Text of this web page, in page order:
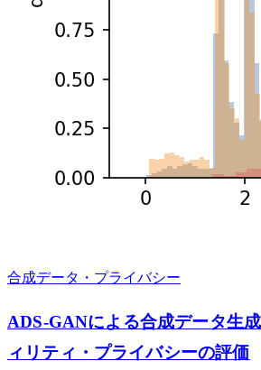
合成データ・プライバシー
ADS-GANによる合成データ生
ィリティ・プライバシーの評価